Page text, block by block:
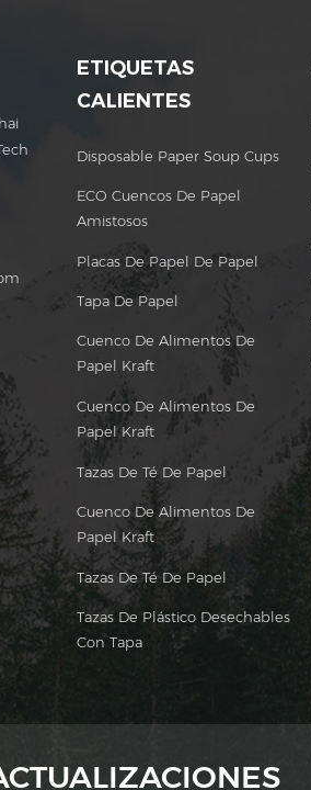
ETIQUETAS
CALIENTES
Disposable Paper Soup Cups
ECO Cuencos De Papel
Amistosos
Placas De Papel De Papel
Tapa De Papel
Cuenco De Alimentos De
Papel Kraft
Cuenco De Alimentos De
Papel Kraft
Tazas De Té De Papel
Cuenco De Alimentos De
Papel Kraft
Tazas De Té De Papel
Tazas De Plástico Desechables
Con Tapa